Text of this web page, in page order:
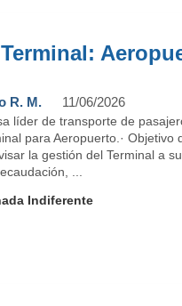
R. M. 11/06/2026
líder de transporte de
para Aeropuerto.· Objetivo
la gestión del Terminal a
...
Indiferente